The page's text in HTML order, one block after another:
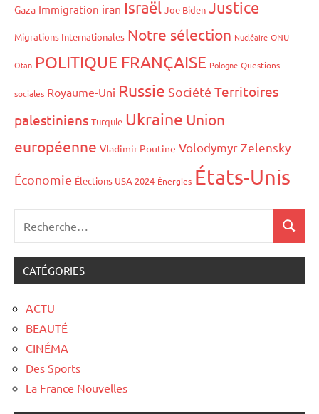
Gaza Immigration iran Israël Joe Biden Justice
Migrations Internationales Notre sélection Nucléaire ONU
Otan POLITIQUE FRANÇAISE Pologne Questions
sociales Royaume-Uni Russie Société Territoires
palestiniens Turquie Ukraine Union
européenne Vladimir Poutine Volodymyr Zelensky
Économie Élections USA 2024 Énergies États-Unis
CATÉGORIES
ACTU
BEAUTÉ
CINÉMA
Des Sports
La France Nouvelles